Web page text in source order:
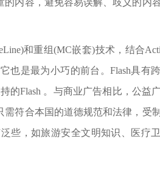
内容，避免容易误解、歧义的内
和重组(MC嵌套)技术，结合
也是最为小巧的前台。Flash具有
的Flash 。与商业广告相比，公益
符合本国的道德规范和法律，受
些，如旅游安全文明知识、医疗